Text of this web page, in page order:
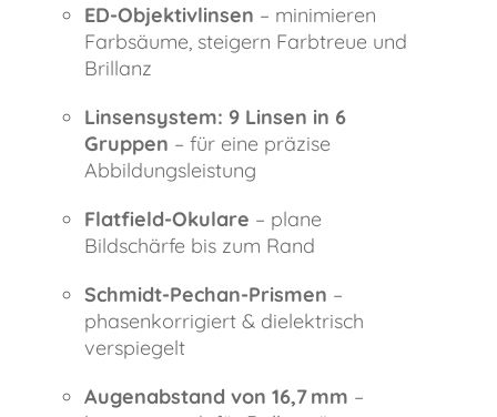
ED-Objektivlinsen – minimieren
Farbsäume, steigern Farbtreue und
Brillanz
Linsensystem: 9 Linsen in 6
Gruppen – für eine präzise
Abbildungsleistung
Flatfield-Okulare – plane
Bildschärfe bis zum Rand
Schmidt-Pechan-Prismen –
phasenkorrigiert & dielektrisch
verspiegelt
Augenabstand von 16,7 mm –